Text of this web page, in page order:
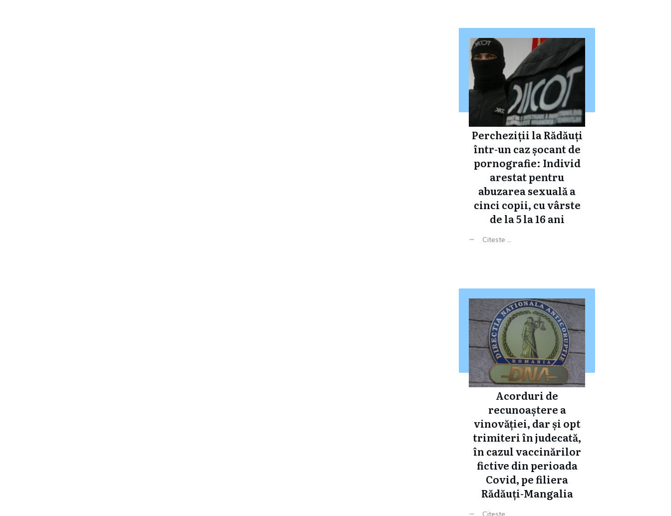
Percheziții la Rădăuți
într-un caz șocant de
pornografie: Individ
arestat pentru
abuzarea sexuală a
cinci copii, cu vârste
de la 5 la 16 ani
Citeste ...
Acorduri de
recunoaștere a
vinovăției, dar și opt
trimiteri în judecată,
în cazul vaccinărilor
fictive din perioada
Covid, pe filiera
Rădăuți-Mangalia
Citeste ...